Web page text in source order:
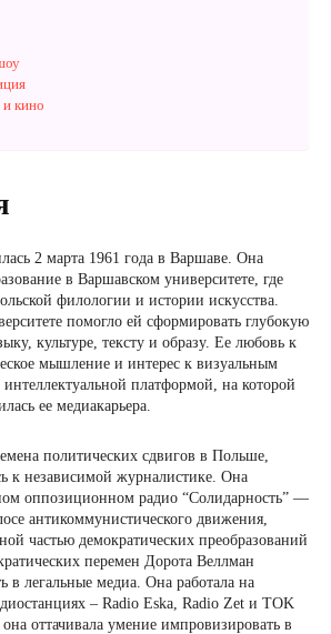
кино
2 марта 1961 года в Варшаве. Она
в Варшавском университете, где
филологии и истории искусства.
помогло ей сформировать глубокую
культуре, тексту и образу. Ее любовь к
мышление и интерес к визуальным
интеллектуальной платформой, на которой
ее медиакарьера.
политических сдвигов в Польше,
к независимой журналистике. Она
оппозиционном радио “Солидарность” —
антикоммунистического движения,
частью демократических преобразований
перемен Дорота Веллман
в легальные медиа. Она работала на
– Radio Eska, Radio Zet и TOK
оттачивала умение импровизировать в